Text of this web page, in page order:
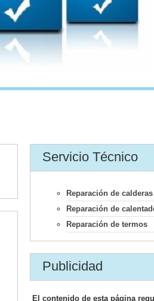
Servicio Técnico
Reparación de calderas
Reparación de
Reparación de termos
Publicidad
El contenido de esta página